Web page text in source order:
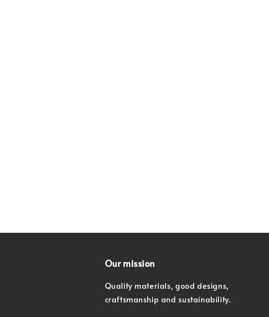
Our mission
Quality materials, good designs,
craftsmanship and sustainability.